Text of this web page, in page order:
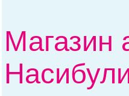
Магазин